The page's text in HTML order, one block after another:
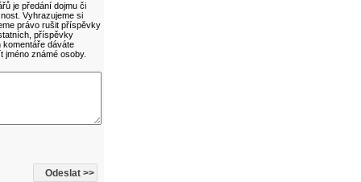
je předání dojmu či
Vyhrazujeme si
právo rušit příspěvky
příspěvky
dáváte
známé osoby.